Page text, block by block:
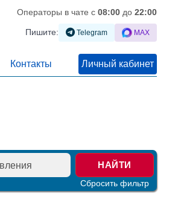
Операторы в чате c 08:00до 22:00
Пишите: Telegram MAX
Контакты Личный кабинет
НАЙТИ
Сбросить фильтр